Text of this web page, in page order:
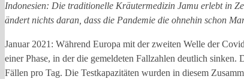
Indonesien: Die traditionelle Kräutermedizin Jamu erlebt in
ändert nichts daran, dass die Pandemie die ohnehin schon
Januar 2021: Während Europa mit der zweiten Welle der
einer Phase, in der die gemeldeten Fallzahlen deutlich
Fällen pro Tag. Die Testkapazitäten wurden in diesem